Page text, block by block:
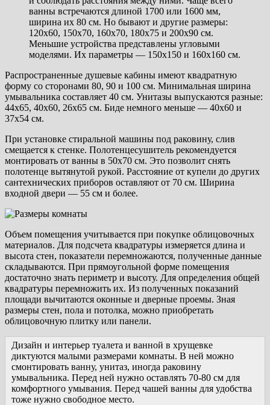
ванны встречаются длиной 1700 или 1600 мм,
ширина их 80 см. Но бывают и другие размеры:
120х60, 150х70, 160х70, 180х75 и 200х90 см.
Меньшие устройства представлены угловыми
моделями. Их параметры — 150х150 и 160х160 см.
Распространенные душевые кабины имеют квадратную
форму со сторонами 80, 90 и 100 см. Минимальная ширина
умывальника составляет 40 см. Унитазы выпускаются разные:
44х65, 40х60, 26х65 см. Биде немного меньше — 40х60 и
37х54 см.
При установке стиральной машины под раковину, слив
смещается к стенке. Полотенцесушитель рекомендуется
монтировать от ванны в 50х70 см. Это позволит снять
полотенце вытянутой рукой. Расстояние от купели до других
сантехнических приборов оставляют от 70 см. Ширина
входной двери — 55 см и более.
Объем помещения учитывается при покупке облицовочных
материалов. Для подсчета квадратуры измеряется длина и
высота стен, показатели перемножаются, полученные данные
складываются. При прямоугольной форме помещения
достаточно знать периметр и высоту. Для определения общей
квадратуры перемножить их. Из полученных показаний
площади вычитаются оконные и дверные проемы. Зная
размеры стен, пола и потолка, можно приобретать
облицовочную плитку или панели.
Дизайн и интерьер туалета и ванной в хрущевке
диктуются малыми размерами комнаты. В ней можно
смонтировать ванну, унитаз, иногда раковину
умывальника. Перед ней нужно оставлять 70-80 см для
комфортного умывания. Перед чашей ванны для удобства
тоже нужно свободное место.